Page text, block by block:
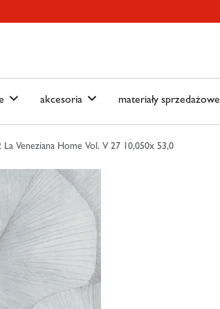
akcesoria materiały sprzedażowe
La Veneziana Home Vol. V 27 10,050x 53,0